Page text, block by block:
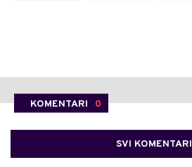
KOMENTARI 0
SVI KOMENTARI